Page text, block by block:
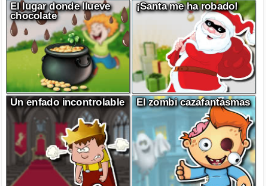
El lugar donde llueve
chocolate
¡Santa me ha robado!
Un enfado incontrolable El zombi cazafantasmas